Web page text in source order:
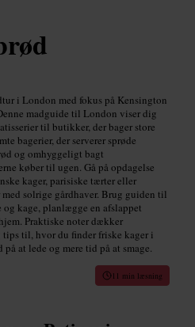
i London med fokus på Kensington
madguide til London viser dig
til butikker, der bager store
bagerier, der serverer sprøde
og omhyggeligt bagt
køber til ugen. Gå på opdagelse
kager, parisiske tærter eller
solrige gårdhaver. Brug guiden til
kage, planlægge en afslappet
Praktiske noter dækker
til, hvor du finder friske kager i
at lede og mere tid på at smage.
11 min læsning